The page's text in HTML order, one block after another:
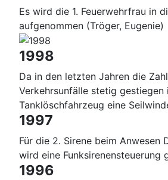
Es wird die 1. Feuerwehrfrau in
aufgenommen (Tröger, Eugenie)
1998
Da in den letzten Jahren die
Verkehrsunfälle stetig
Tanklöschfahrzeug eine
1997
Für die 2. Sirene beim Anwesen
wird eine Funksirenensteuerung
1996